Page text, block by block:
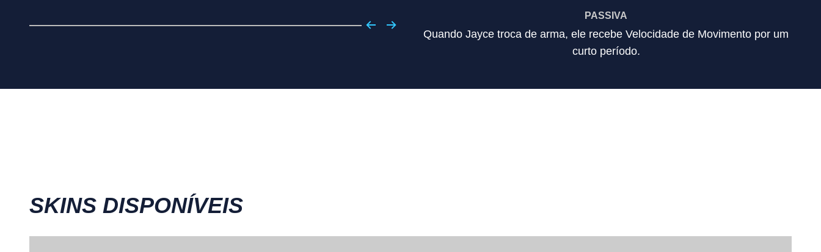
PASSIVA
Quando Jayce troca de arma, ele recebe Velocidade de Movimento por um
curto período.
SKINS DISPONÍVEIS